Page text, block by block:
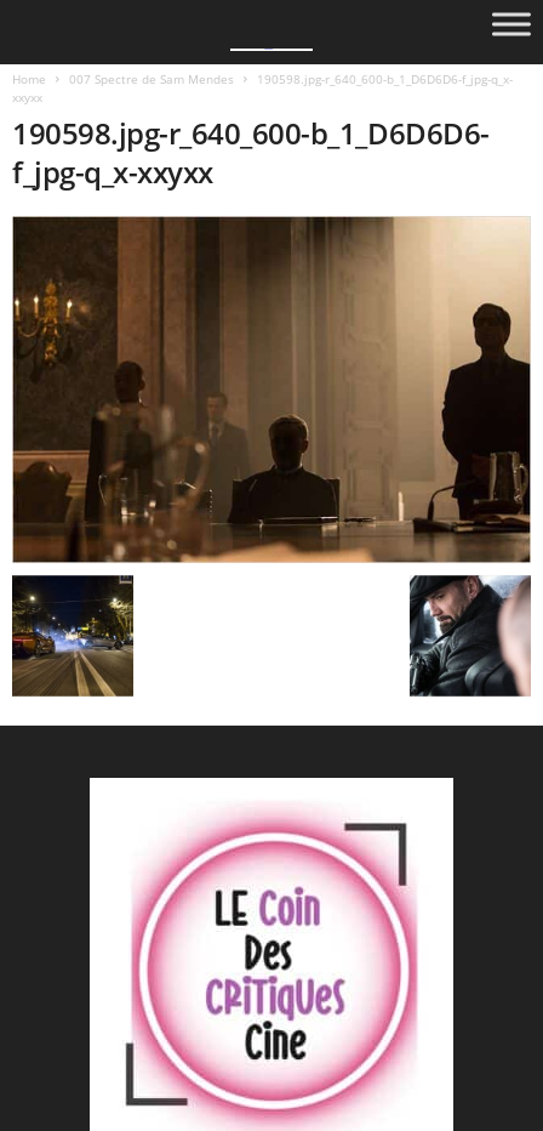
Home 007 Spectre de Sam Mendes
190598.jpg-r_640_600-b_1_D6D6D6-f_jpg-q_x-
xxyxx
190598.jpg-r_640_600-b_1_D6D6D6-
f_jpg-q_x-xxyxx